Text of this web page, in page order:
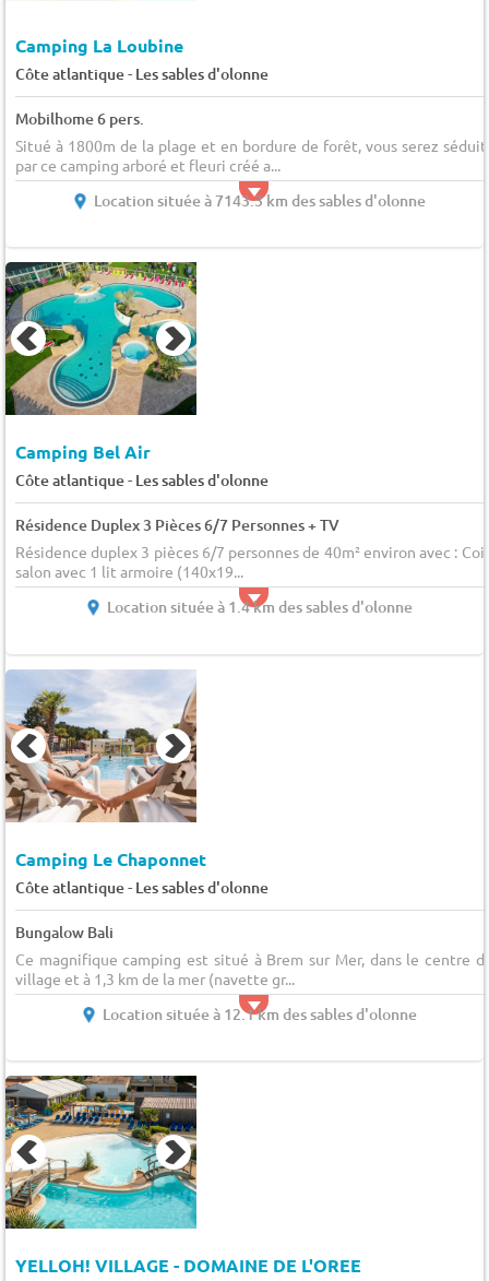
Camping La Loubine
Côte atlantique- Les sables d'olonne
Mobilhome 6 pers.
Situé à 1800m de la plage et en bordure de forêt, vous serez
par ce camping arboré et fleuri créé a...
Location située à 7143.3 km des sables d'olonne
Camping Bel Air
Côte atlantique- Les sables d'olonne
Résidence Duplex 3 Pièces 6/7 Personnes + TV
Résidence duplex 3 pièces 6/7 personnes de 40m² environ avec :
salon avec 1 lit armoire (140x19...
Location située à 1.4 km des sables d'olonne
Camping Le Chaponnet
Côte atlantique- Les sables d'olonne
Bungalow Bali
Ce magnifique camping est situé à Brem sur Mer, dans le centre
village et à 1,3 km de la mer (navette gr...
Location située à 12.1 km des sables d'olonne
YELLOH! VILLAGE - DOMAINE DE L'OREE